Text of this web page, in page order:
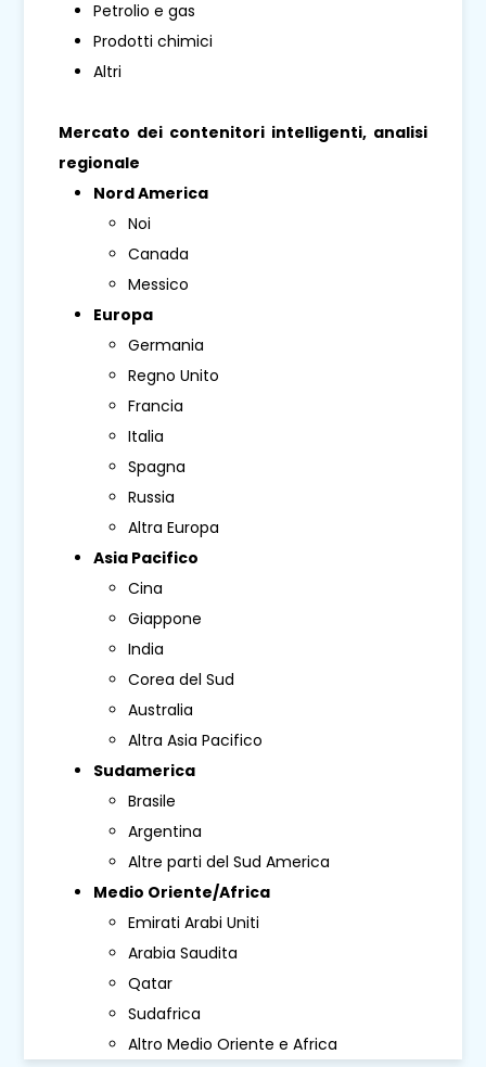
Petrolio e gas
Prodotti chimici
Altri
Mercato dei contenitori intelligenti, analisi
regionale
Nord America
Noi
Canada
Messico
Europa
Germania
Regno Unito
Francia
Italia
Spagna
Russia
Altra Europa
Asia Pacifico
Cina
Giappone
India
Corea del Sud
Australia
Altra Asia Pacifico
Sudamerica
Brasile
Argentina
Altre parti del Sud America
Medio Oriente/Africa
Emirati Arabi Uniti
Arabia Saudita
Qatar
Sudafrica
Altro Medio Oriente e Africa